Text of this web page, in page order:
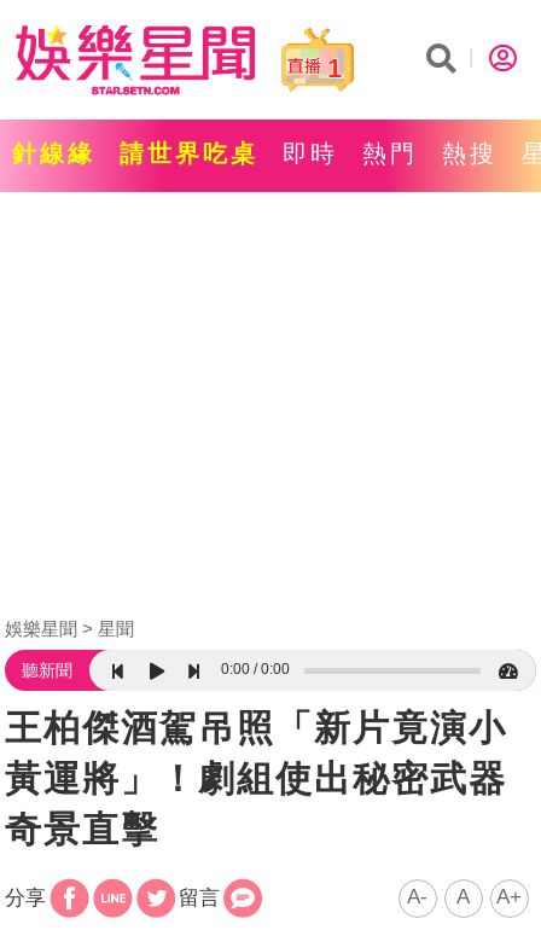
1
針線緣 請世界吃桌 即時 熱門 熱搜
娛樂星聞 星聞
聽新聞 0:00 0:00
王柏傑酒駕吊照「新片竟演小
黃運將」！劇組使出秘密武器
奇景直擊
分享 留言 A- A A+